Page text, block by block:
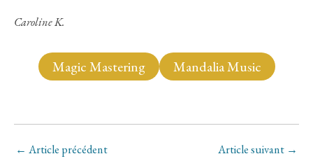
Caroline K.
Magic Mastering Mandalia Music
Navigation
← Article précédent Article suivant →